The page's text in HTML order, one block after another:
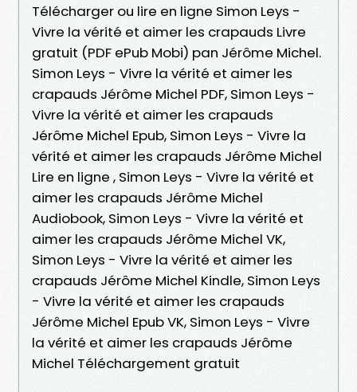
Télécharger ou lire en ligne Simon Leys -
Vivre la vérité et aimer les crapauds Livre
gratuit (PDF ePub Mobi) pan Jérôme Michel.
Simon Leys - Vivre la vérité et aimer les
crapauds Jérôme Michel PDF, Simon Leys -
Vivre la vérité et aimer les crapauds
Jérôme Michel Epub, Simon Leys - Vivre la
vérité et aimer les crapauds Jérôme Michel
Lire en ligne , Simon Leys - Vivre la vérité et
aimer les crapauds Jérôme Michel
Audiobook, Simon Leys - Vivre la vérité et
aimer les crapauds Jérôme Michel VK,
Simon Leys - Vivre la vérité et aimer les
crapauds Jérôme Michel Kindle, Simon Leys
- Vivre la vérité et aimer les crapauds
Jérôme Michel Epub VK, Simon Leys - Vivre
la vérité et aimer les crapauds Jérôme
Michel Téléchargement gratuit